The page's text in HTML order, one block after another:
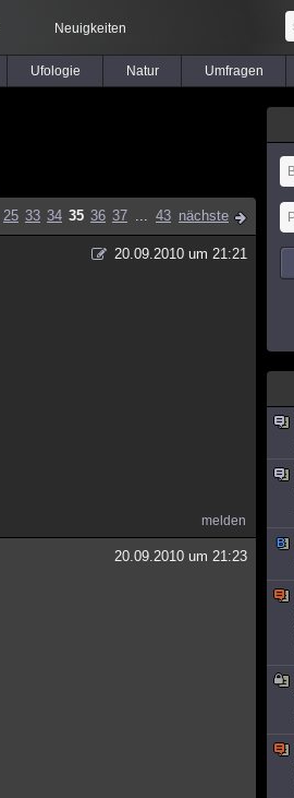
Neuigkeiten
Ufologie Natur Umfragen
25 33 34 35 36 37 ... 43 nächste
20.09.2010 um 21:21
melden
20.09.2010 um 21:23